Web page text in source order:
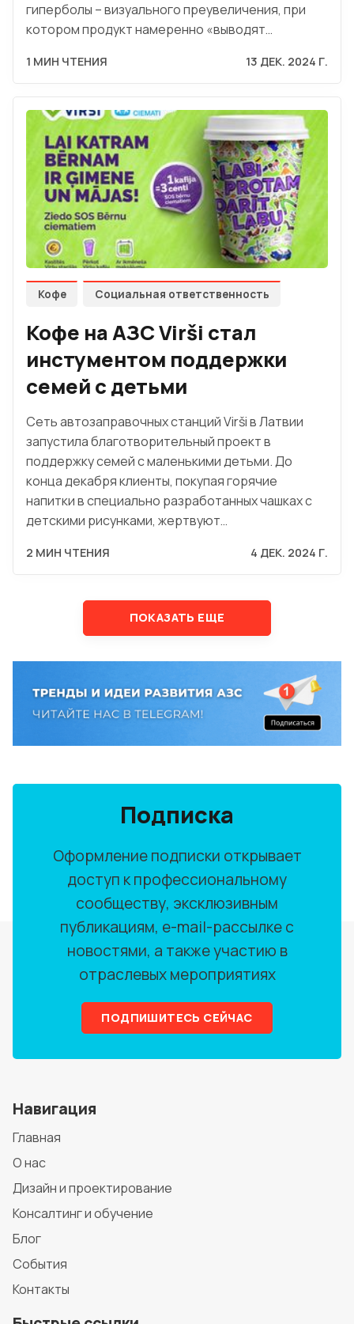
гиперболы – визуального преувеличения, при
котором продукт намеренно «выводят…
1 МИН ЧТЕНИЯ 13 ДЕК. 2024 Г.
Кофе Социальная ответственность
Кофе на АЗС Virši стал
инстументом поддержки
семей с детьми
Сеть автозаправочных станций Virši в Латвии
запустила благотворительный проект в
поддержку семей с маленькими детьми. До
конца декабря клиенты, покупая горячие
напитки в специально разработанных чашках с
детскими рисунками, жертвуют…
2 МИН ЧТЕНИЯ 4 ДЕК. 2024 Г.
ПОКАЗАТЬ ЕЩЕ
Подписка
Оформление подписки открывает
доступ к профессиональному
сообществу, эксклюзивным
публикациям, e-mail-рассылке с
новостями, а также участию в
отраслевых мероприятиях
ПОДПИШИТЕСЬ СЕЙЧАС
Навигация
Главная
О нас
Дизайн и проектирование
Консалтинг и обучение
Блог
События
Контакты